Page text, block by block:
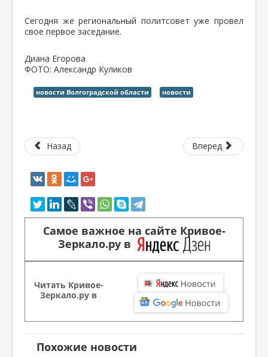
Сегодня же региональный политсовет уже провел
свое первое заседание.
Диана Егорова
ФОТО: Александр Куликов
новости Волгоградской области новости
Назад Вперед
Самое важное на сайте Кривое-
Зеркало.ру в
Читать Кривое-
Зеркало.ру в
Похожие новости